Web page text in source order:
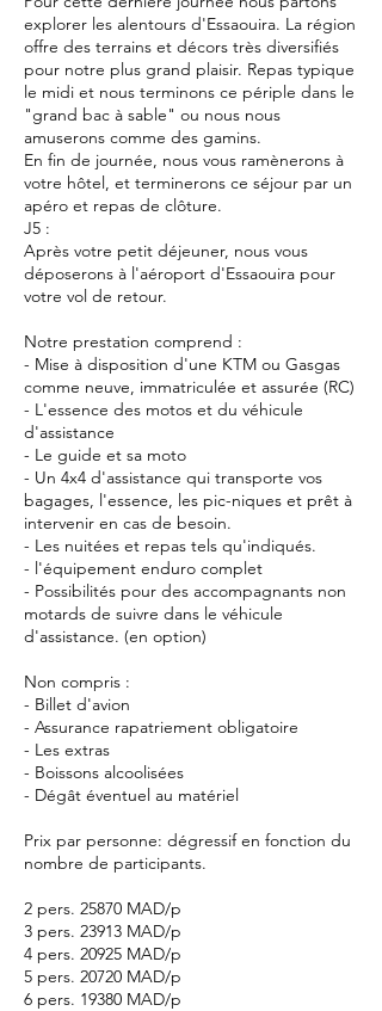
explorer les alentours d'Essaouira. La région
offre des terrains et décors très diversifiés
pour notre plus grand plaisir. Repas typique
le midi et nous terminons ce périple dans le
"grand bac à sable" ou nous nous
amuserons comme des gamins.
En fin de journée, nous vous ramènerons à
votre hôtel, et terminerons ce séjour par un
apéro et repas de clôture.
J5 :
Après votre petit déjeuner, nous vous
déposerons à l'aéroport d'Essaouira pour
votre vol de retour.
Notre prestation comprend :
- Mise à disposition d'une KTM ou Gasgas
comme neuve, immatriculée et assurée (RC)
- L'essence des motos et du véhicule
d'assistance
- Le guide et sa moto
- Un 4x4 d'assistance qui transporte vos
bagages, l'essence, les pic-niques et prêt à
intervenir en cas de besoin.
- Les nuitées et repas tels qu'indiqués.
- l'équipement enduro complet
- Possibilités pour des accompagnants non
motards de suivre dans le véhicule
d'assistance. (en option)
Non compris :
- Billet d'avion
- Assurance rapatriement obligatoire
- Les extras
- Boissons alcoolisées
- Dégât éventuel au matériel
Prix par personne: dégressif en fonction du
nombre de participants.
2 pers. 25870 MAD/p
3 pers. 23913 MAD/p
4 pers. 20925 MAD/p
5 pers. 20720 MAD/p
6 pers. 19380 MAD/p